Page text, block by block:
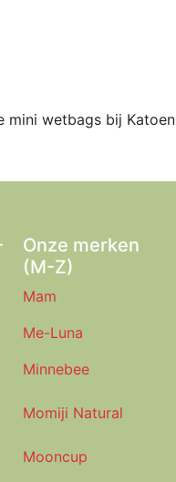
mini wetbags bij Katoen
Onze merken
(M-Z)
Mam
Me-Luna
Minnebee
Momiji Natural
Mooncup